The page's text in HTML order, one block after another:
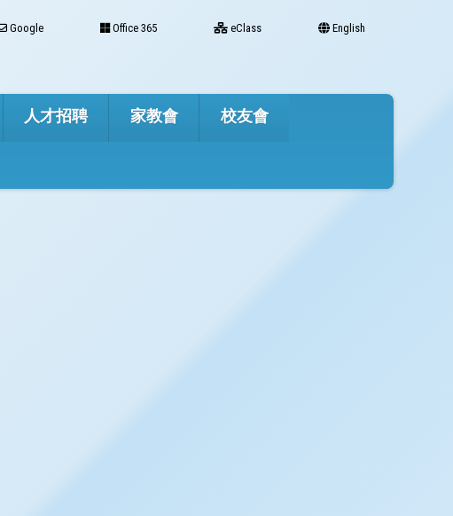
Google Office 365 eClass English
人才招聘 家教會 校友會